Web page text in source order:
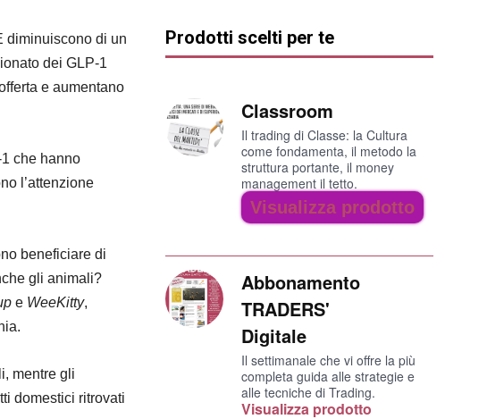
diminuiscono di un
dei GLP-1
e aumentano
che hanno
l’attenzione
beneficiare di
gli animali?
e WeeKitty,
mentre gli
domestici ritrovati
Prodotti scelti per te
Classroom
Il trading di Classe: la Cultura
come fondamenta, il metodo la
struttura portante, il money
management il tetto.
Visualizza prodotto
Abbonamento
TRADERS'
Digitale
Il settimanale che vi offre la più
completa guida alle strategie e
alle tecniche di Trading.
Visualizza prodotto